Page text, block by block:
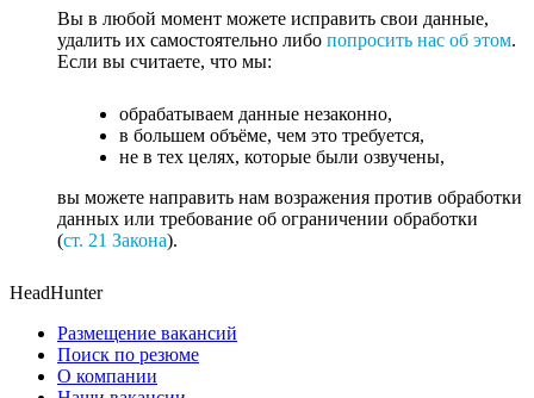
Вы в любой момент можете исправить свои данные,
удалить их самостоятельно либо попросить нас об этом.
Если вы считаете, что мы:
обрабатываем данные незаконно,
в большем объёме, чем это требуется,
не в тех целях, которые были озвучены,
вы можете направить нам возражения против обработки
данных или требование об ограничении обработки
(ст. 21 Закона).
HeadHunter
Размещение вакансий
Поиск по резюме
О компании